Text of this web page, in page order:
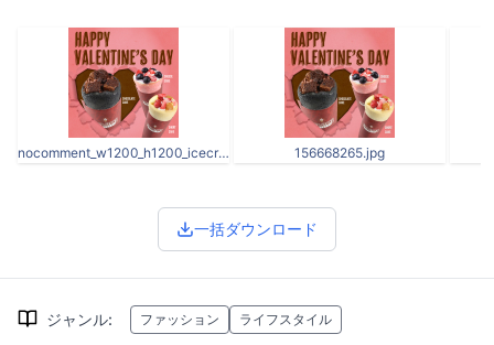
nocomment_w1200_h1200_icecrepe_va.jpg 156668265.jpg
一括ダウンロード
ジャンル: ファッション ライフスタイル